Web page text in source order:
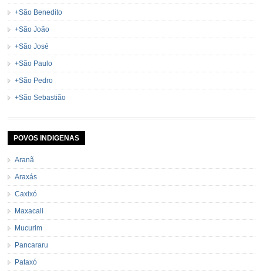
+São Benedito
+São João
+São José
+São Paulo
+São Pedro
+São Sebastião
POVOS INDIGENAS
Aranã
Araxás
Caxixó
Maxacali
Mucurim
Pancararu
Pataxó